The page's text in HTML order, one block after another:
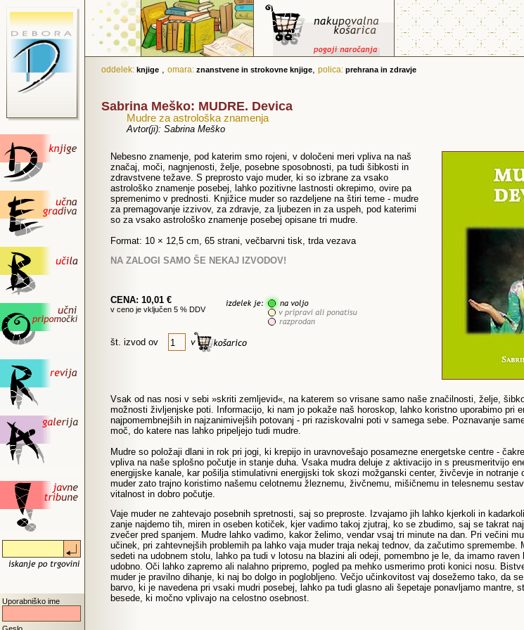
Uporabniško ime
oddelek: knjige , omara: znanstvene in strokovne knjige, polica: prehrana in zdravje
Sabrina Meško: MUDRE. Devica
Mudre za astrološka znamenja
Avtor(ji): Sabrina Meško
Nebesno znamenje, pod katerim smo rojeni, v določeni meri vpliva na naš
značaj, moči, nagnjenosti, želje, posebne sposobnosti, pa tudi šibkosti in
zdravstvene težave. S preprosto vajo muder, ki so izbrane za vsako
astrološko znamenje posebej, lahko pozitivne lastnosti okrepimo, ovire pa
spremenimo v prednosti. Knjižice muder so razdeljene na štiri teme - mudre
za premagovanje izzivov, za zdravje, za ljubezen in za uspeh, pod katerimi
so za vsako astrološko znamenje posebej opisane tri mudre.
Format: 10 × 12,5 cm, 65 strani, večbarvni tisk, trda vezava
NA ZALOGI SAMO ŠE NEKAJ IZVODOV!
CENA: 10,01 €
v ceno je vključen 5 % DDV
št. izvod ov
Vsak od nas nosi v sebi »skriti zemljevid«, na katerem so vrisane samo naše značilnosti, želje,
možnosti življenjske poti. Informacijo, ki nam jo pokaže naš horoskop, lahko koristno uporabimo pri
najpomembnejših in najzanimivejših potovanj - pri raziskovalni poti v samega sebe. Poznavanje
moč, do katere nas lahko pripeljejo tudi mudre.
Mudre so položaji dlani in rok pri jogi, ki krepijo in uravnovešajo posamezne energetske centre -
vpliva na naše splošno počutje in stanje duha. Vsaka mudra deluje z aktivacijo in s preusmeritvijo
energijske kanale, kar pošilja stimulativni energijski tok skozi možganski center, živčevje in notranje
muder zato trajno koristimo našemu celotnemu žleznemu, živčnemu, mišičnemu in telesnemu
vitalnost in dobro počutje.
Vaje muder ne zahtevajo posebnih spretnosti, saj so preproste. Izvajamo jih lahko kjerkoli in
zanje najdemo tih, miren in oseben kotiček, kjer vadimo takoj zjutraj, ko se zbudimo, saj se takrat
zvečer pred spanjem. Mudre lahko vadimo, kakor želimo, vendar vsaj tri minute na dan. Pri večini
učinek, pri zahtevnejših problemih pa lahko vaja muder traja nekaj tednov, da začutimo spremembe.
sedeti na udobnem stolu, lahko pa tudi v lotosu na blazini ali odeji, pomembno je le, da imamo raven
udobno. Oči lahko zapremo ali nalahno pripremo, pogled pa mehko usmerimo proti konici nosu.
muder je pravilno dihanje, ki naj bo dolgo in poglobljeno. Večjo učinkovitost vaj dosežemo tako, da
barvo, ki je navedena pri vsaki mudri posebej, lahko pa tudi glasno ali šepetaje ponavljamo mantre,
besede, ki močno vplivajo na celostno osebnost.